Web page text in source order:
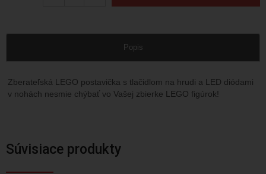
Popis
Zberateľská LEGO postavička s tlačidlom na hrudi a LED diódami
v nohách nesmie chýbať vo Vašej zbierke LEGO figúrok!
Súvisiace produkty